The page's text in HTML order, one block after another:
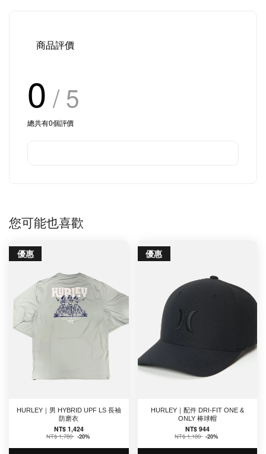
商品評價
0 / 5
總共有0個評價
您可能也喜歡
優惠
HURLEY｜男 HYBRID UPF LS 長袖
防磨衣
NT$ 1,424
NT$ 1,780 -20%
優惠
HURLEY｜配件 DRI-FIT ONE &
ONLY 棒球帽
NT$ 944
NT$ 1,180 -20%